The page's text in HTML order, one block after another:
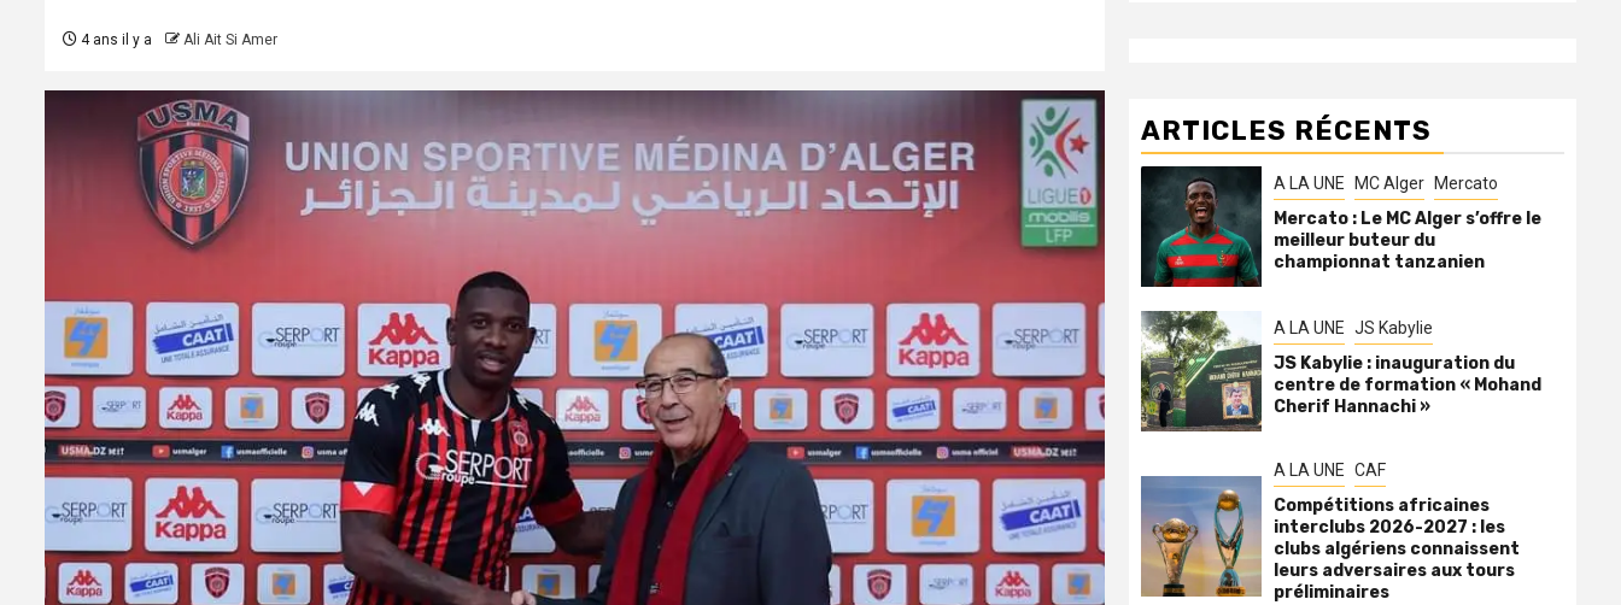
4 ans il y a Ali Ait Si Amer
ARTICLES RÉCENTS
A LA UNE MC Alger Mercato
Mercato : Le MC Alger s’offre le
meilleur buteur du
championnat tanzanien
A LA UNE JS Kabylie
JS Kabylie : inauguration du
centre de formation « Mohand
Cherif Hannachi »
A LA UNE CAF
Compétitions africaines
interclubs 2026-2027 : les
clubs algériens connaissent
leurs adversaires aux tours
préliminaires